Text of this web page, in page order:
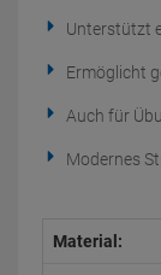
Unterstützt
Ermöglicht
Auch für
Modernes
Material: